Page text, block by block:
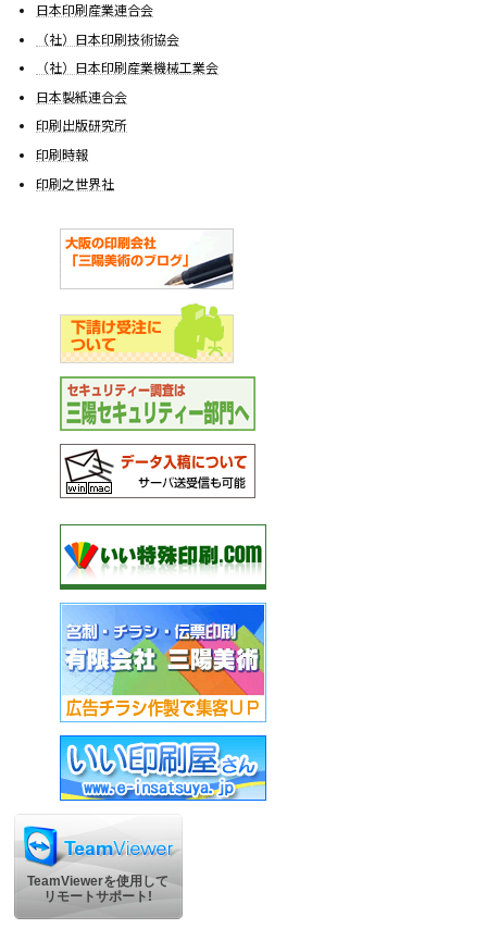
日本印刷産業連合会
（社）日本印刷技術協会
（社）日本印刷産業機械工業会
日本製紙連合会
印刷出版研究所
印刷時報
印刷之世界社
TeamViewerを使用して
リモートサポート!